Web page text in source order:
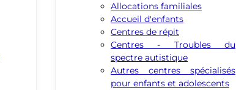
Allocations familiales
Accueil d'enfants
Centres de répit
Centres - Troubles du
spectre autistique
Autres centres spécialisés
pour enfants et adolescents